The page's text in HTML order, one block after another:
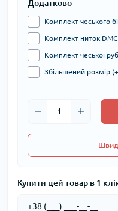
Додатково
Комплект чеського
Комплект ниток
Комплект чеської
Збільшений розмір
Купити цей товар в 1